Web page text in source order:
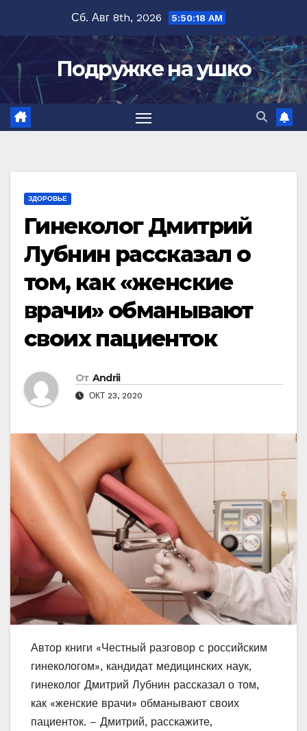
содержимому
Сб. Авг 8th, 2026 5:50:20 AM
Подружке на ушко
ЗДОРОВЬЕ
Гинеколог Дмитрий
Лубнин рассказал о
том, как «женские
врачи» обманывают
своих пациенток
От Andrii
ОКТ 23, 2020
Автор книги «Честный разговор с российским
гинекологом», кандидат медицинских наук,
гинеколог Дмитрий Лубнин рассказал о том,
как «женские врачи» обманывают своих
пациенток. – Дмитрий, расскажите,